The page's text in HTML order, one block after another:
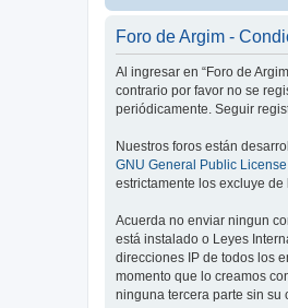
Foro de Argim -
Al ingresar en “Foro de
contrario por favor no se
periódicamente. Seguir
Nuestros foros están
GNU General Public
estrictamente los excluye
Acuerda no enviar ningun
está instalado o Leyes
direcciones IP de todos los
momento que lo creamos
ninguna tercera parte sin su